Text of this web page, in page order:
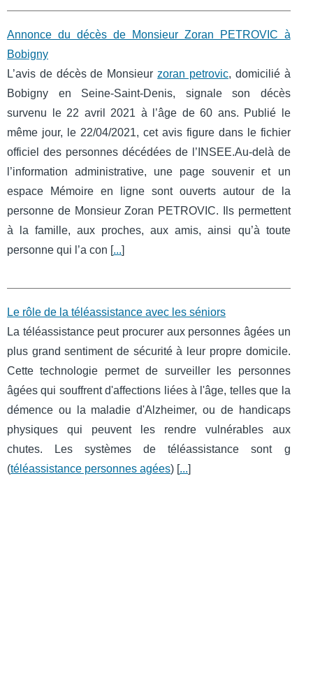
Annonce du décès de Monsieur Zoran PETROVIC à
Bobigny
L’avis de décès de Monsieurzoran petrovic, domicilié à
Bobigny en Seine-Saint-Denis, signale son décès
survenu le 22 avril 2021 à l’âge de 60 ans. Publié le
même jour, le 22/04/2021, cet avis figure dans le fichier
officiel des personnes décédées de l’INSEE.Au-delà de
l’information administrative, une page souvenir et un
espace Mémoire en ligne sont ouverts autour de la
personne de Monsieur Zoran PETROVIC. Ils permettent
à la famille, aux proches, aux amis, ainsi qu’à toute
personne qui l’a con [...]
Le rôle de la téléassistance avec les séniors
La téléassistance peut procurer aux personnes âgées un
plus grand sentiment de sécurité à leur propre domicile.
Cette technologie permet de surveiller les personnes
âgées qui souffrent d'affections liées à l'âge, telles que la
démence ou la maladie d'Alzheimer, ou de handicaps
physiques qui peuvent les rendre vulnérables aux
chutes. Les systèmes de téléassistance sont g
(téléassistance personnes agées) [...]